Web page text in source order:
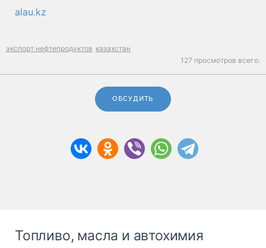
alau.kz
экспорт нефтепродуктов казахстан
127 просмотров всего.
ОБСУДИТЬ
Топливо, масла и автохимия